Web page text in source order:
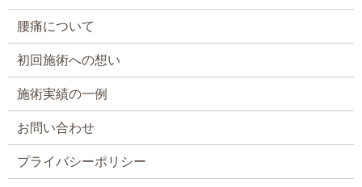
腰痛について
初回施術への想い
施術実績の一例
お問い合わせ
プライバシーポリシー